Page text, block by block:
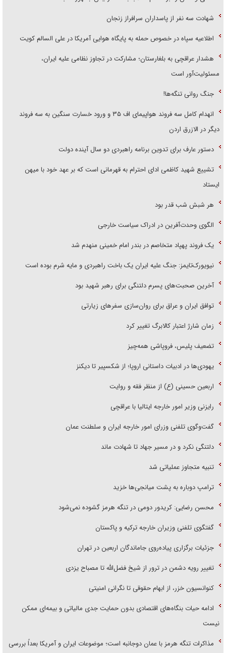
شهادت سه نفر از پاسداران سرافراز زنجان
اطلاعیه سپاه در خصوص حمله به پایگاه هوایی آمریکا در علی السالم کویت
هشدار عراقچی به بلغارستان؛ مشارکت در تجاوز نظامی علیه ایران،
مسئولیت‌آور است
جنگ روانی تنگه‌ها!
انهدام کامل سه فروند هواپیمای اف ۳۵ و ورود خسارت سنگین به سه فروند
دیگر در الازرق اردن
دستور عارف برای تدوین برنامه راهبردی دو سال آینده دولت
تشییع شهید کاظمی ادای احترام به قهرمانی است که بر عهد خود با میهن
ایستاد
هر شبش شب قدر بود
الگوی وحدت‌آفرین در ادراک سیاست خارجی
یک فروند پهپاد متخاصم در بندر امام خمینی منهدم شد
نیویورک‌تایمز: جنگ علیه ایران یک باخت راهبردی و مایه شرم بوده است
آخرین صحبت‌های پسرم دلتنگی برای رهبر شهید بود
توافق ایران و عراق برای روان‌سازی سفر‌های زیارتی
زمان شارژ اعتبار کالابرگ تغییر کرد
تضعیف پلیس، فروپاشی همه‌چیز
یهودی‌ها در ادبیات داستانی اروپا؛ از شکسپیر تا دیکنز
اربعین حسینی (ع) از منظر فقه و روایت
رایزنی وزیر امور خارجه ایتالیا با عراقچی
گفت‌وگوی تلفنی وزرای امور خارجه ایران و سلطنت عمان
دلتنگی نکرد و در مسیر جهاد تا شهادت ماند
تنبیه متجاوز عملیاتی شد
ترامپ دوباره به پشت میانجی‌ها خزید
محسن رضایی: کریدور دومی در تنگه هرمز گشوده نمی‌شود
گفتگوی تلفنی وزیران خارجه ترکیه و پاکستان
جزئیات برگزاری پیاده‌روی جاماندگان اربعین در تهران
تغییر رویه دشمن در ترور از شیخ فضل‌الله تا مصباح یزدی
کنوانسیون خزر، از ابهام حقوقی تا نگرانی امنیتی
ادامه حیات بنگاه‌های اقتصادی بدون حمایت جدی مالیاتی و بیمه‌ای ممکن
نیست
مذاکرات تنگه هرمز با عمان دوجانبه است؛ موضوعات ایران و آمریکا بعداً بررسی